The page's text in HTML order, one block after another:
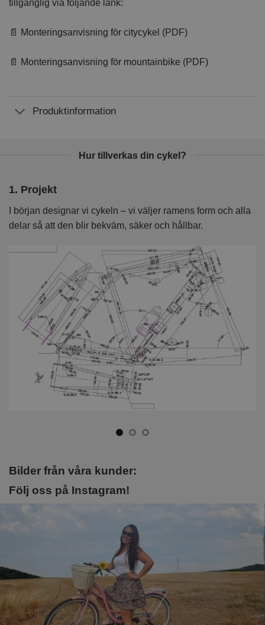
tillgänglig via följande länk:
📄 Monteringsanvisning för citycykel (PDF)
📄 Monteringsanvisning för mountainbike (PDF)
Produktinformation
Hur tillverkas din cykel?
1. Projekt
I början designar vi cykeln – vi väljer ramens form och alla
delar så att den blir bekväm, säker och hållbar.
Bilder från våra kunder:
Följ oss på Instagram!